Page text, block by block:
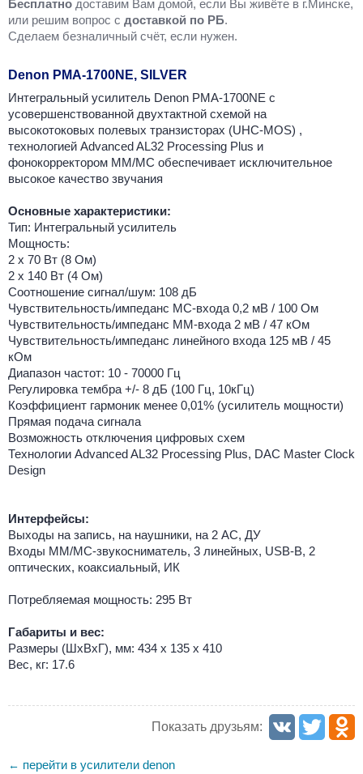
Бесплатно доставим Вам домой, если Вы живёте в г.Минске,
или решим вопрос с доставкой по РБ.
Cделаем безналичный счёт, если нужен.
Denon PMA-1700NE, SILVER
Интегральный усилитель Denon PMA-1700NE с
усовершенствованной двухтактной схемой на
высокотоковых полевых транзисторах (UHC-MOS) ,
технологией Advanced AL32 Processing Plus и
фонокорректором MM/MC обеспечивает исключительное
высокое качество звучания
Основные характеристики:
Тип: Интегральный усилитель
Мощность:
2 х 70 Вт (8 Ом)
2 х 140 Вт (4 Ом)
Соотношение сигнал/шум: 108 дБ
Чувствительность/импеданс MC-входа 0,2 мВ / 100 Ом
Чувствительность/импеданс MM-входа 2 мВ / 47 кОм
Чувствительность/импеданс линейного входа 125 мВ / 45
кОм
Диапазон частот: 10 - 70000 Гц
Регулировка тембра +/- 8 дБ (100 Гц, 10кГц)
Коэффициент гармоник менее 0,01% (усилитель мощности)
Прямая подача сигнала
Возможность отключения цифровых схем
Технологии Advanced AL32 Processing Plus, DAC Master Clock
Design
Интерфейсы:
Выходы на запись, на наушники, на 2 АС, ДУ
Входы MM/MC-звукосниматель, 3 линейных, USB-B, 2
оптических, коаксиальный, ИК
Потребляемая мощность: 295 Вт
Габариты и вес:
Размеры (ШxВxГ), мм: 434 x 135 x 410
Вес, кг: 17.6
Показать друзьям:
← перейти в усилители denon